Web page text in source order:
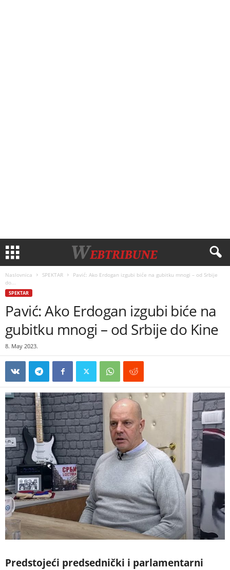
Naslovnica SPEKTAR
Pavić: Ako Erdogan izgubi biće na gubitku mnogi – od Srbije
do...
SPEKTAR
Pavić: Ako Erdogan izgubi biće na
gubitku mnogi – od Srbije do Kine
8. May 2023.
Predstojeći predsednički i parlamentarni